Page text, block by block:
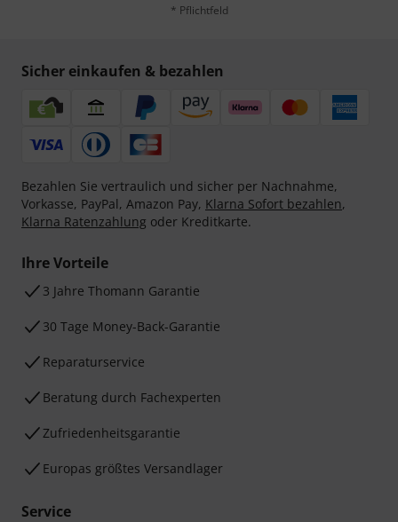
* Pflichtfeld
Sicher einkaufen & bezahlen
Bezahlen Sie vertraulich und sicher per Nachnahme,
Vorkasse, PayPal, Amazon Pay, Klarna Sofort bezahlen,
Klarna Ratenzahlung oder Kreditkarte.
Ihre Vorteile
3 Jahre Thomann Garantie
30 Tage Money-Back-Garantie
Reparaturservice
Beratung durch Fachexperten
Zufriedenheitsgarantie
Europas größtes Versandlager
Service